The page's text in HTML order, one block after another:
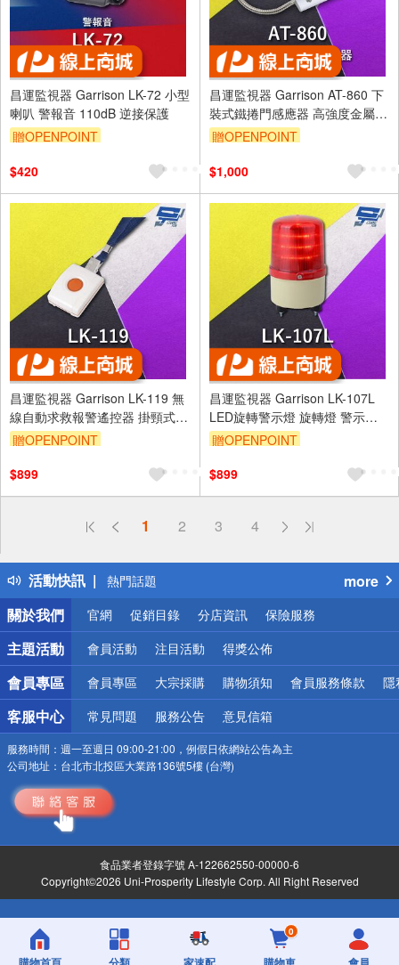
昌運監視器 Garrison LK-72 小型
喇叭 警報音 110dB 逆接保護
贈OPENPOINT
$420
昌運監視器 Garrison AT-860 下
裝式鐵捲門感應器 高強度金屬磁
石 電阻性負載
贈OPENPOINT
$1,000
昌運監視器 Garrison LK-119 無
線自動求救報警遙控器 掛頸式
遙控一鍵可完成8組電話輪撥
贈OPENPOINT
$899
昌運監視器 Garrison LK-107L
LED旋轉警示燈 旋轉燈 警示閃
光
贈OPENPOINT
$899
1 2 3 4
活動快訊
偏遠地區配送
得獎公告
熱門話題
銀行優惠
偏遠地區配送
詐騙網頁！請小心！
more
關於我們
官網 促銷目錄 分店資訊 保險服務
主題活動 會員活動 注目活動 得獎公佈
會員專區 會員專區 大宗採購 購物須知 會員服務條款 隱
客服中心 常見問題 服務公告 意見信箱
服務時間： 週一至週日 09:00-21:00，例假日依網站公告為主
公司地址： 台北市北投區大業路136號5樓 (台灣)
食品業者登錄字號 A-122662550-00000-6
Copyright©2026 Uni-Prosperity Lifestyle Corp. All Right Reserved
0